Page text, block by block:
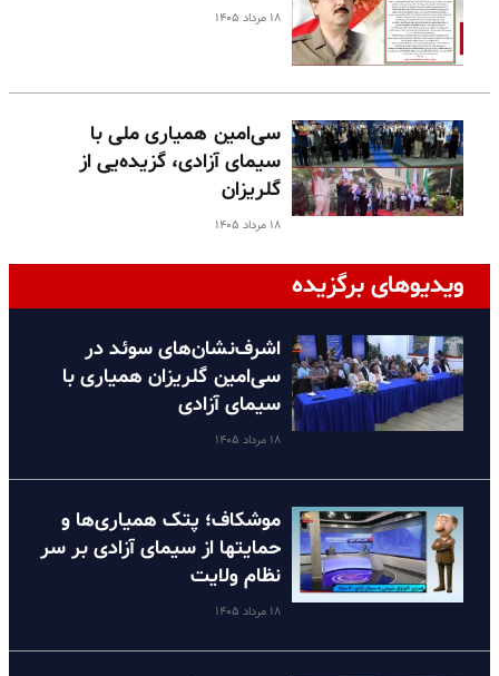
۱۸ مرداد ۱۴۰۵
سی‌امین همیاری ملی با
سیمای آزادی، گزیده‌یی از
گلریزان
۱۸ مرداد ۱۴۰۵
ویدیوهای برگزیده
اشرف‌نشان‌های سوئد در
سی‌امین گلریزان همیاری با
سیمای آزادی
۱۸ مرداد ۱۴۰۵
موشکاف؛ پتک همیاری‌ها و
حمایتها از سیمای آزادی بر سر
نظام ولایت
۱۸ مرداد ۱۴۰۵